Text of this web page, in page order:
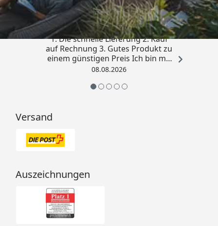
4,81/ 5
„Besonders gut gefallen hat mir :
1. Die schnelle Lieferung 2. Kauf
auf Rechnung 3. Gutes Produkt zu
einem günstigen Preis Ich bin mit
der Kaufabwicklung sehr
08.08.2026
Versand
Auszeichnungen